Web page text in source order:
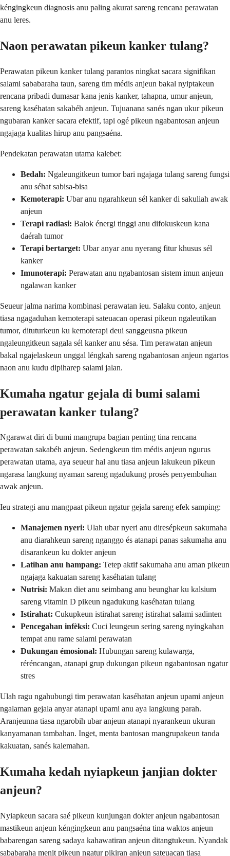
kéngingkeun diagnosis anu paling akurat sareng rencana perawatan
anu leres.
Naon perawatan pikeun kanker tulang?
Perawatan pikeun kanker tulang parantos ningkat sacara signifikan
salami sababaraha taun, sareng tim médis anjeun bakal nyiptakeun
rencana pribadi dumasar kana jenis kanker, tahapna, umur anjeun,
sareng kaséhatan sakabéh anjeun. Tujuanana sanés ngan ukur pikeun
ngubaran kanker sacara efektif, tapi ogé pikeun ngabantosan anjeun
ngajaga kualitas hirup anu pangsaéna.
Pendekatan perawatan utama kalebet:
Bedah: Ngaleungitkeun tumor bari ngajaga tulang sareng fungsi
anu séhat sabisa-bisa
Kemoterapi: Ubar anu ngarahkeun sél kanker di sakuliah awak
anjeun
Terapi radiasi: Balok énergi tinggi anu difokuskeun kana
daérah tumor
Terapi bertarget: Ubar anyar anu nyerang fitur khusus sél
kanker
Imunoterapi: Perawatan anu ngabantosan sistem imun anjeun
ngalawan kanker
Seueur jalma narima kombinasi perawatan ieu. Salaku conto, anjeun
tiasa ngagaduhan kemoterapi sateuacan operasi pikeun ngaleutikan
tumor, dituturkeun ku kemoterapi deui sanggeusna pikeun
ngaleungitkeun sagala sél kanker anu sésa. Tim perawatan anjeun
bakal ngajelaskeun unggal léngkah sareng ngabantosan anjeun ngartos
naon anu kudu dipiharep salami jalan.
Kumaha ngatur gejala di bumi salami
perawatan kanker tulang?
Ngarawat diri di bumi mangrupa bagian penting tina rencana
perawatan sakabéh anjeun. Sedengkeun tim médis anjeun ngurus
perawatan utama, aya seueur hal anu tiasa anjeun lakukeun pikeun
ngarasa langkung nyaman sareng ngadukung prosés penyembuhan
awak anjeun.
Ieu strategi anu mangpaat pikeun ngatur gejala sareng efek samping:
Manajemen nyeri: Ulah ubar nyeri anu diresépkeun sakumaha
anu diarahkeun sareng nganggo és atanapi panas sakumaha anu
disarankeun ku dokter anjeun
Latihan anu hampang: Tetep aktif sakumaha anu aman pikeun
ngajaga kakuatan sareng kaséhatan tulang
Nutrisi: Makan diet anu seimbang anu beunghar ku kalsium
sareng vitamin D pikeun ngadukung kaséhatan tulang
Istirahat: Cukupkeun istirahat sareng istirahat salami sadinten
Pencegahan infèksi: Cuci leungeun sering sareng nyingkahan
tempat anu rame salami perawatan
Dukungan émosional: Hubungan sareng kulawarga,
réréncangan, atanapi grup dukungan pikeun ngabantosan ngatur
stres
Ulah ragu ngahubungi tim perawatan kaséhatan anjeun upami anjeun
ngalaman gejala anyar atanapi upami anu aya langkung parah.
Aranjeunna tiasa ngarobih ubar anjeun atanapi nyarankeun ukuran
kanyamanan tambahan. Inget, menta bantosan mangrupakeun tanda
kakuatan, sanés kalemahan.
Kumaha kedah nyiapkeun janjian dokter
anjeun?
Nyiapkeun sacara saé pikeun kunjungan dokter anjeun ngabantosan
mastikeun anjeun kéngingkeun anu pangsaéna tina waktos anjeun
babarengan sareng sadaya kahawatiran anjeun ditangtukeun. Nyandak
sababaraha menit pikeun ngatur pikiran anjeun sateuacan tiasa